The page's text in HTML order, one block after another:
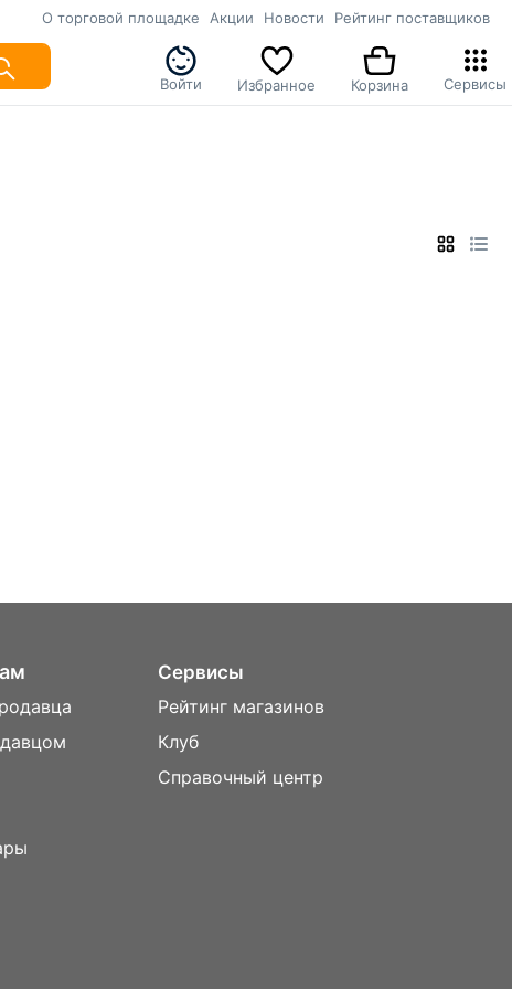
О торговой площадке Акции Новости Рейтинг поставщиков
Войти Избранное Корзина Сервисы
Сервисы
Рейтинг магазинов
Клуб
Справочный центр